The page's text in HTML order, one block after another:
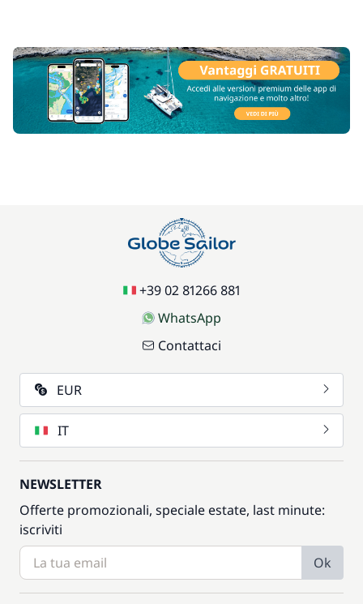
+39 02 81266 881
WhatsApp
Contattaci
EUR
IT
NEWSLETTER
Offerte promozionali, speciale estate, last minute:
iscriviti
Ok